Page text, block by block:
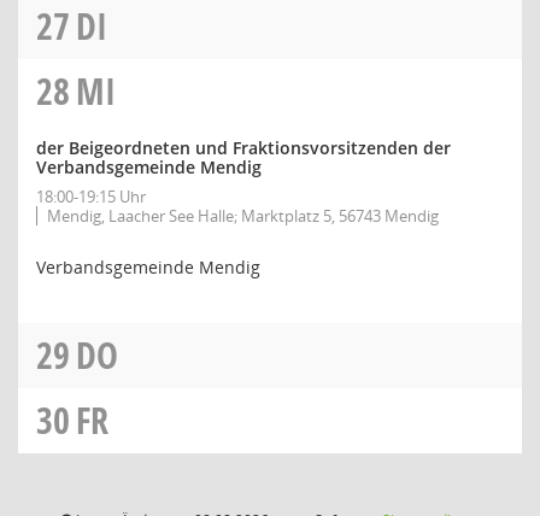
27DI
28MI
der Beigeordneten und Fraktionsvorsitzenden der
Verbandsgemeinde Mendig
18:00-19:15 Uhr
Mendig, Laacher See Halle; Marktplatz 5, 56743 Mendig
Verbandsgemeinde Mendig
29DO
30FR